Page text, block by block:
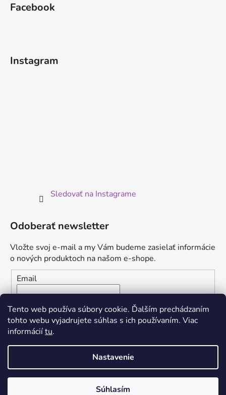
Tento web používa súbory cookie. Ďalším prechádzaním
tohto webu vyjadrujete súhlas s ich používaním. Viac
informáciítu.
Nastavenie
Súhlasím
Facebook
Instagram
Sledovať na Instagrame
Odoberať newsletter
Vložte svoj e-mail a my Vám budeme zasielať informácie
o nových produktoch na našom e-shope.
Email
Vložením e-mailu súhlasíte s
podmienkami ochrany
osobných údajov
Vytvoril Shoptet